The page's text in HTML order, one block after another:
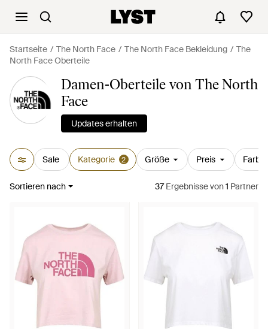
Startseite The North Face The North Face Bekleidung
The
North Face Oberteile
Damen-Oberteile von The North
Face
Updates erhalten
Sale Kategorie 2 Größe Preis Farbe
Sortieren nach 37Ergebnissevon1 Partner